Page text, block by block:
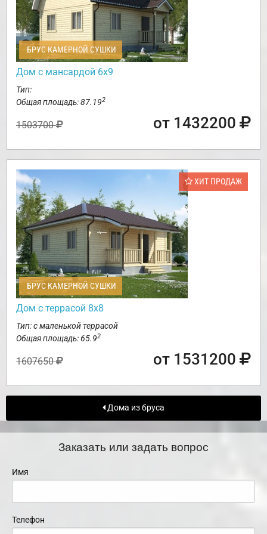
БРУС КАМЕРНОЙ СУШКИ
Дом с мансардой 6х9
Тип:
Общая площадь: 87.192
1503700 от 1432200
ХИТ ПРОДАЖ
БРУС КАМЕРНОЙ СУШКИ
Дом с террасой 8х8
Тип: с маленькой террасой
Общая площадь: 65.92
1607650 от 1531200
Дома из бруса
Заказать или задать вопрос
Имя
Телефон